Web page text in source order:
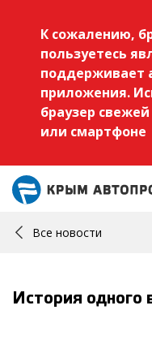
К сожалению,
пользуетесь
поддерживает
приложения.
браузер
или смартфоне
Все новости
История одного